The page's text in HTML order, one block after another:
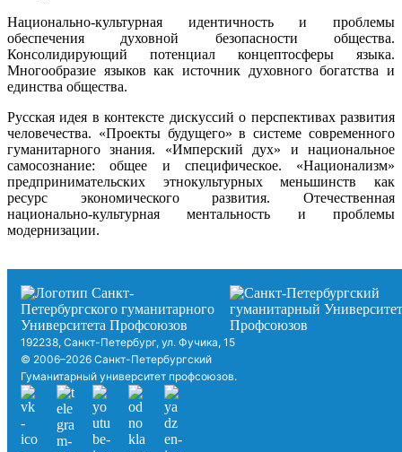
Национально-культурная идентичность и проблемы
обеспечения духовной безопасности общества.
Консолидирующий потенциал концептосферы языка.
Многообразие языков как источник духовного богатства и
единства общества.
Русская идея в контексте дискуссий о перспективах развития
человечества. «Проекты будущего» в системе современного
гуманитарного знания. «Имперский дух» и национальное
самосознание: общее и специфическое. «Национализм»
предпринимательских этнокультурных меньшинств как
ресурс экономического развития. Отечественная
национально-культурная ментальность и проблемы
модернизации.
192238, Санкт-Петербург, ул. Фучика, 15
© 2006–2026 Санкт-Петербургский
Гуманитарный университет профсоюзов.